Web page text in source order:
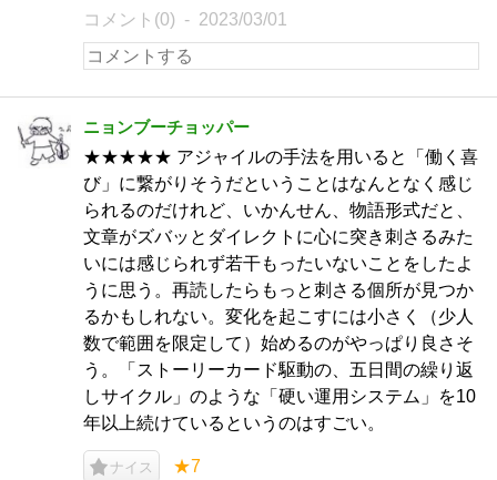
コメント(0) 2023/03/01
ニョンブーチョッパー
★★★★★ アジャイルの手法を用いると「働く喜
び」に繋がりそうだということはなんとなく感じ
られるのだけれど、いかんせん、物語形式だと、
文章がズバッとダイレクトに心に突き刺さるみた
いには感じられず若干もったいないことをしたよ
うに思う。再読したらもっと刺さる個所が見つか
るかもしれない。変化を起こすには小さく（少人
数で範囲を限定して）始めるのがやっぱり良さそ
う。「ストーリーカード駆動の、五日間の繰り返
しサイクル」のような「硬い運用システム」を10
年以上続けているというのはすごい。
ナイス ★7